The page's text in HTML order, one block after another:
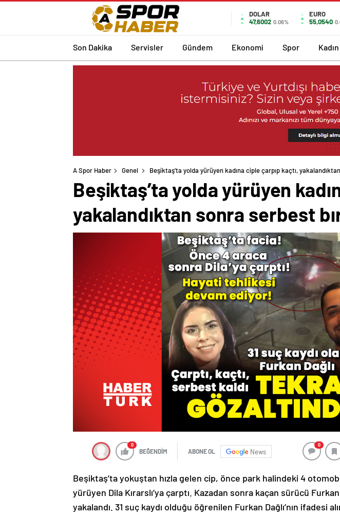
DOLAR
47,6002 0.06%
EURO
55,0540
Son Dakika Servisler Gündem Ekonomi Spor Kadın
A Spor Haber Genel Beşiktaş’ta yolda yürüyen kadına ciple çarpıp kaçtı,
Beşiktaş’ta yolda yürüyen
yakalandıktan sonra serbest
0
BEĞENDİM ABONE OL News
0
Beşiktaş’ta yokuştan hızla gelen cip, önce park halindeki 4
yürüyen Dila Kırarslı’ya çarptı. Kazadan sonra kaçan sürücü Furkan
yakalandı. 31 suç kaydı olduğu öğrenilen Furkan Dağlı’nın ifadesi